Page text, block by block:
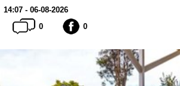
14:07 - 06-08-2026
0
0